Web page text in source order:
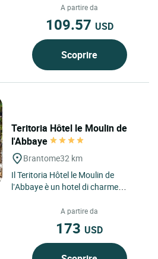
Potrete apprezzare...
A partire da
109.57 USD
Scoprire
Teritoria Hôtel le Moulin de
l'Abbaye
Brantome32 km
Il Teritoria Hôtel le Moulin de
l’Abbaye è un hotel di charme
Périgord verde, in...
A partire da
173 USD